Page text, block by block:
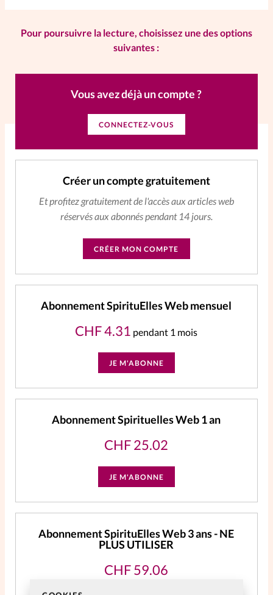
À propos
La rédaction
Changement d'adresse
Pour poursuivre la lecture, choisissez une des options
suivantes :
Vous avez déjà un compte ?
CONNECTEZ-VOUS
Créer un compte gratuitement
Et profitez gratuitement de l'accès aux articles web
réservés aux abonnés pendant 14 jours.
CRÉER MON COMPTE
Abonnement SpirituElles Web mensuel
CHF4.31 pendant 1 mois
JE M'ABONNE
Abonnement Spirituelles Web 1 an
CHF25.02
JE M'ABONNE
Abonnement SpirituElles Web 3 ans - NE
PLUS UTILISER
CHF59.06
Accès à tout le contenu digital